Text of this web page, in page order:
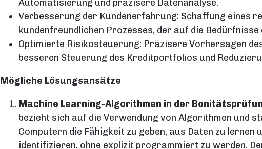
Automatisierung und präzisere Datenanalyse.
Verbesserung der Kundenerfahrung: Schaffung eines
kundenfreundlichen Prozesses, der auf die Bedürfnisse
Optimierte Risikosteuerung: Präzisere Vorhersagen
besseren Steuerung des Kreditportfolios und
Mögliche Lösungsansätze
Machine Learning-Algorithmen in der
bezieht sich auf die Verwendung von Algorithmen und
Computern die Fähigkeit zu geben, aus Daten zu lernen
identifizieren, ohne explizit programmiert zu werden.